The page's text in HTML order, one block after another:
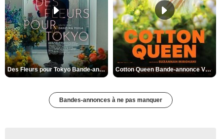
Des Fleurs pour Tokyo Bande-annonce VO STFR Cotton Queen Bande-annonce VO STFR
Bandes-annonces à ne pas manquer